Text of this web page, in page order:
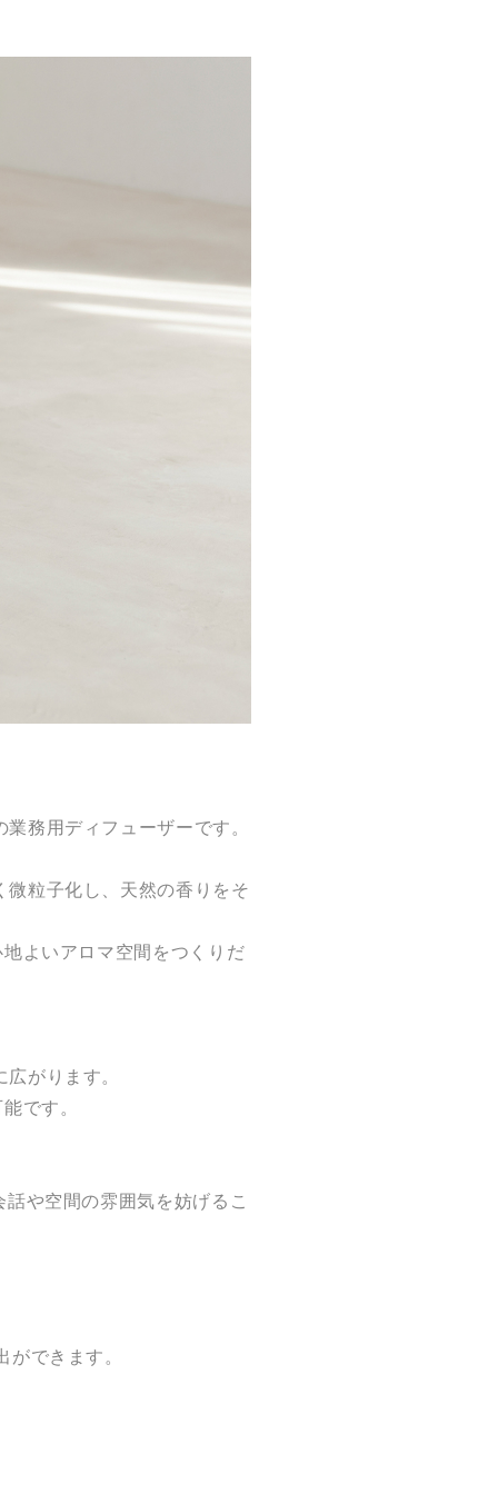
務用ディフューザーです。
粒子化し、天然の香りをそ
よいアロマ空間をつくりだ
がります。
です。
や空間の雰囲気を妨げるこ
できます。